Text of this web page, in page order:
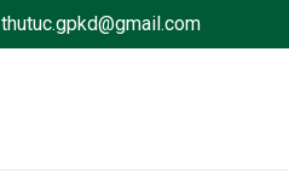
thutuc.gpkd@gmail.com